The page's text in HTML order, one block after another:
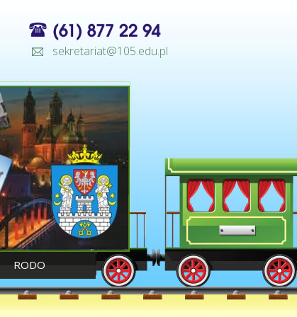
sekretariat@105.edu.pl
RODO